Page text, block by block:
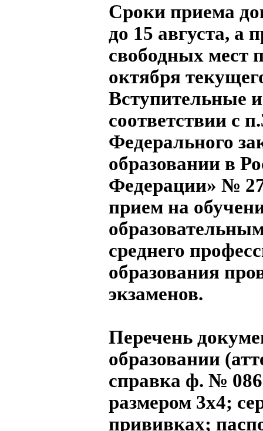
Сроки приема
до 15 августа, а
свободных мест
октября
Вступительные
соответствии с
Федерального
образовании в
Федерации» №
прием на
среднего
образования
экзаменов.
Перечень
образовании
справка ф. №
размером 3х4;
прививках;